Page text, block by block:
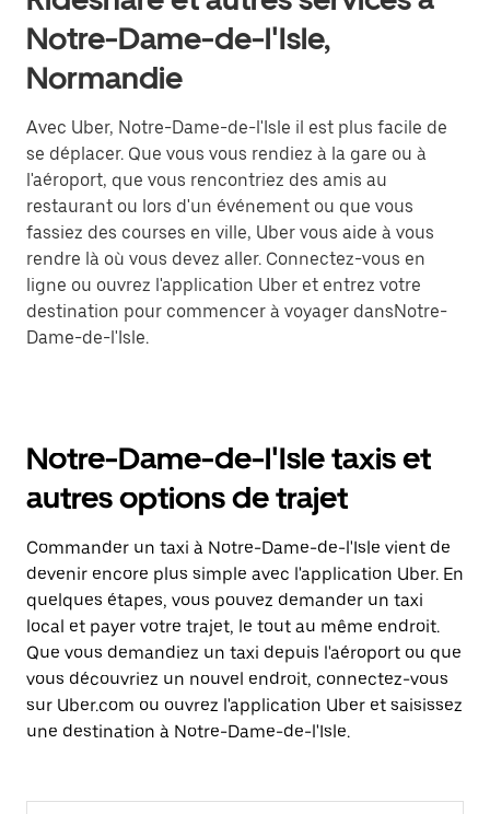
Notre-Dame-de-l'Isle,
Normandie
Avec Uber, Notre-Dame-de-l'Isle il est plus facile de
se déplacer. Que vous vous rendiez à la gare ou à
l'aéroport, que vous rencontriez des amis au
restaurant ou lors d'un événement ou que vous
fassiez des courses en ville, Uber vous aide à vous
rendre là où vous devez aller. Connectez-vous en
ligne ou ouvrez l'application Uber et entrez votre
destination pour commencer à voyager dansNotre-
Dame-de-l'Isle.
Notre-Dame-de-l'Isle taxis et
autres options de trajet
Commander un taxi à Notre-Dame-de-l'Isle vient de
devenir encore plus simple avec l'application Uber. En
quelques étapes, vous pouvez demander un taxi
local et payer votre trajet, le tout au même endroit.
Que vous demandiez un taxi depuis l'aéroport ou que
vous découvriez un nouvel endroit, connectez-vous
sur Uber.com ou ouvrez l'application Uber et saisissez
une destination à Notre-Dame-de-l'Isle.